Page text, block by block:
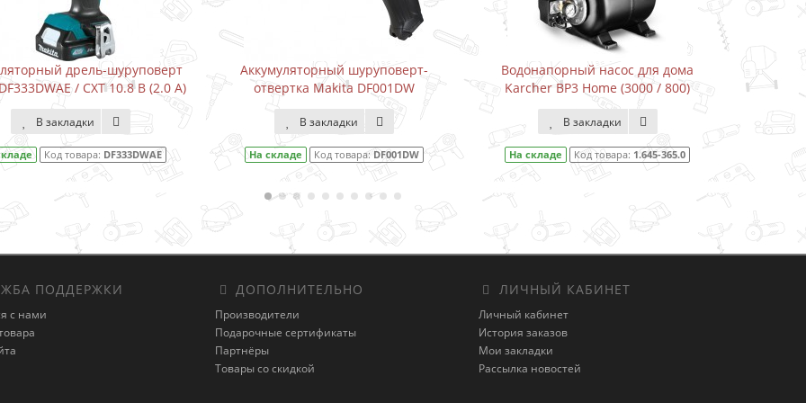
А)
Аккумуляторный шуруповерт-
отвертка Makita DF001DW
В закладки
На складе Код товара: DF001DW
Водонапорный насос для дома
Karcher BP3 Home (3000 / 800)
В закладки
На складе Код товара:1.645-365.0
Водонапорный насос для дома
Karcher BP3 Home&Garden (3300 /
800)
В закладки
На складе Код товара: 1.645-353.0
ПОДДЕРЖКИ
с нами
ДОПОЛНИТЕЛЬНО
Производители
Подарочные сертификаты
Партнёры
Товары со скидкой
ЛИЧНЫЙ КАБИНЕТ
Личный кабинет
История заказов
Мои закладки
Рассылка новостей